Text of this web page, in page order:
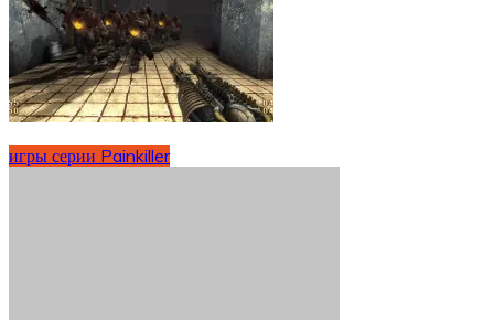
игры серии Painkiller